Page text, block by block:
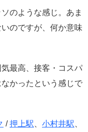
のような感じ。あま
のですが、何か意味
最高、接客・コスパ
かったという感じで
/ 押上駅、 小村井駅、